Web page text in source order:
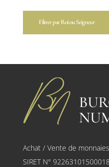
Filtrer par Roi ou Seigneur
Achat / Vente de
SIRET N° 92263101500018